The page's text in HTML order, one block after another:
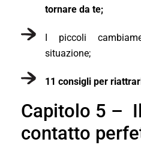
tornare da te;
I piccoli
situazione;
11 consigli per
Capitolo 5 –
contatto